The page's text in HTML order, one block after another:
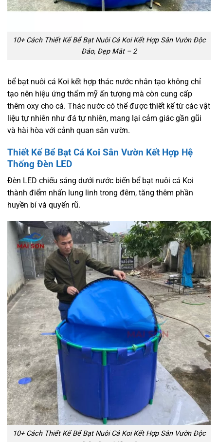
10+ Cách Thiết Kế Bể Bạt Nuôi Cá Koi Kết Hợp Sân Vườn Độc
Đáo, Đẹp Mắt – 2
bể bạt nuôi cá Koi kết hợp thác nước nhân tạo không chỉ
tạo nên hiệu ứng thẩm mỹ ấn tượng mà còn cung cấp
thêm oxy cho cá. Thác nước có thể được thiết kế từ các vật
liệu tự nhiên như đá tự nhiên, mang lại cảm giác gần gũi
và hài hòa với cảnh quan sân vườn.
Thiết Kế Bể Bạt Cá Koi Sân Vườn Kết Hợp Hệ
Thống Đèn LED
Đèn LED chiếu sáng dưới nước biến bể bạt nuôi cá Koi
thành điểm nhấn lung linh trong đêm, tăng thêm phần
huyền bí và quyến rũ.
10+ Cách Thiết Kế Bể Bạt Nuôi Cá Koi Kết Hợp Sân Vườn Độc